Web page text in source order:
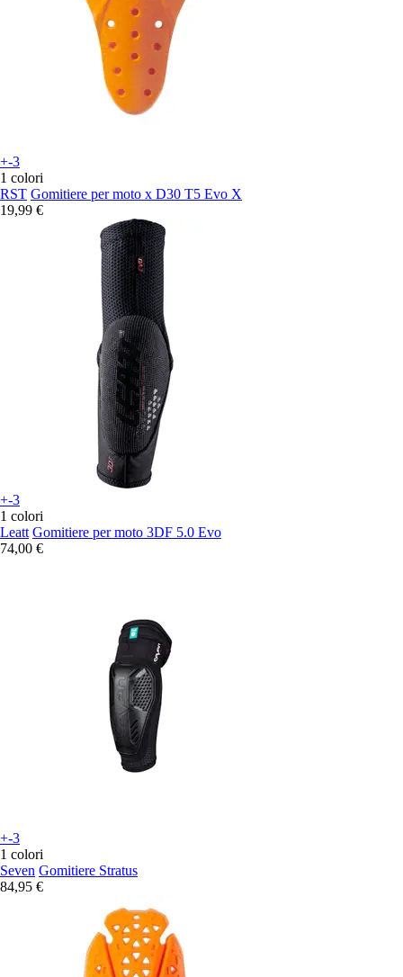
+-3
1 colori
RST Gomitiere per moto x D30 T5 Evo X
19,99 €
+-3
1 colori
Leatt Gomitiere per moto 3DF 5.0 Evo
74,00 €
+-3
1 colori
Seven Gomitiere Stratus
84,95 €